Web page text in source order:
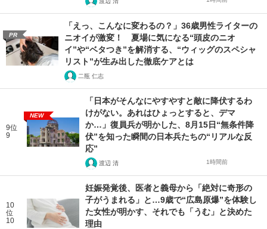
PR
「えっ、こんなに変わるの？」36歳男性ライターの
ニオイが激変！ 夏場に気になる“頭皮のニオ
イ”や“ベタつき”を解消する、“ウィッグのスペシャ
リスト”が生み出した徹底ケアとは
二瓶 仁志
9位
9
NEW
「日本がそんなにやすやすと敵に降伏するわ
けがない。あれはひょっとすると、デマ
か…」復員兵が明かした、8月15日“無条件降
伏”を知った瞬間の日本兵たちの“リアルな反
応”
渡辺 清 1時間前
10
位
10
妊娠発覚後、医者と義母から「絶対に奇形の
子がうまれる」と…9歳で“広島原爆”を体験し
た女性が明かす、それでも「うむ」と決めた
理由